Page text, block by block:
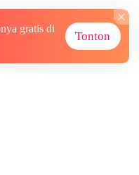
gratis di
Tonton